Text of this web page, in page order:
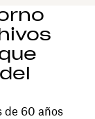
de 60 años